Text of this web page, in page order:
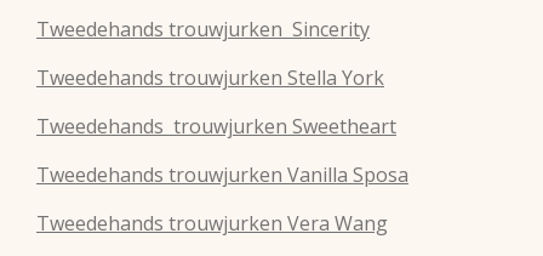
Tweedehands trouwjurken Sincerity
Tweedehands trouwjurken Stella York
Tweedehands trouwjurken Sweetheart
Tweedehands trouwjurken Vanilla Sposa
Tweedehands trouwjurken Vera Wang